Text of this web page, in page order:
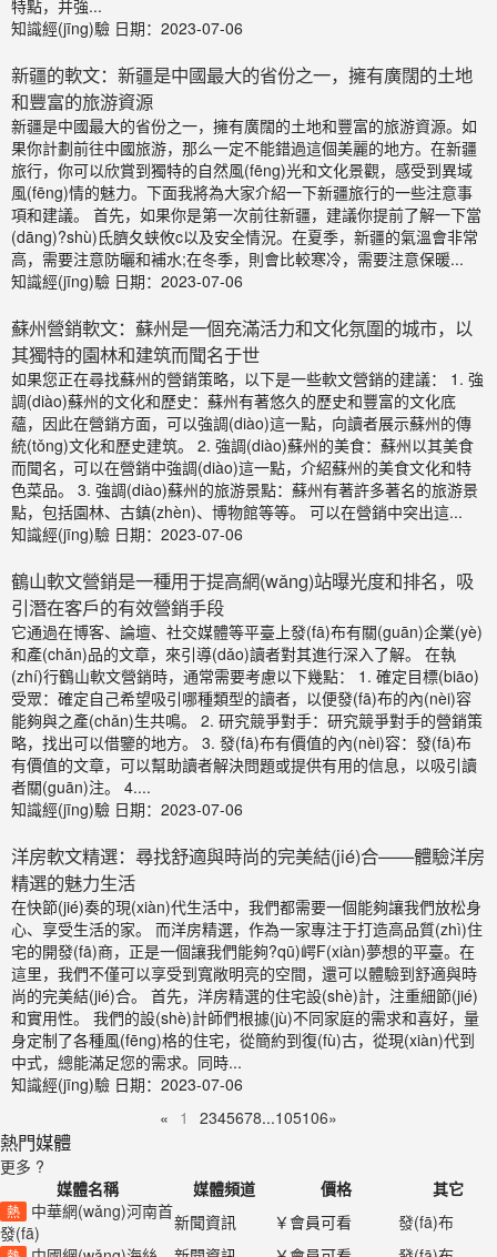
特點，并強...
知識經(jīng)驗 日期：2023-07-06
新疆的軟文：新疆是中國最大的省份之一，擁有廣闊的土地
和豐富的旅游資源
新疆是中國最大的省份之一，擁有廣闊的土地和豐富的旅游資源。如
果你計劃前往中國旅游，那么一定不能錯過這個美麗的地方。在新疆
旅行，你可以欣賞到獨特的自然風(fēng)光和文化景觀，感受到異域
風(fēng)情的魅力。下面我將為大家介紹一下新疆旅行的一些注意事
項和建議。 首先，如果你是第一次前往新疆，建議你提前了解一下當
(dāng)?shù)氐臍夂蛱攸c以及安全情況。在夏季，新疆的氣溫會非常
高，需要注意防曬和補水;在冬季，則會比較寒冷，需要注意保暖...
知識經(jīng)驗 日期：2023-07-06
蘇州營銷軟文：蘇州是一個充滿活力和文化氛圍的城市，以
其獨特的園林和建筑而聞名于世
如果您正在尋找蘇州的營銷策略，以下是一些軟文營銷的建議： 1. 強
調(diào)蘇州的文化和歷史：蘇州有著悠久的歷史和豐富的文化底
蘊，因此在營銷方面，可以強調(diào)這一點，向讀者展示蘇州的傳
統(tǒng)文化和歷史建筑。 2. 強調(diào)蘇州的美食：蘇州以其美食
而聞名，可以在營銷中強調(diào)這一點，介紹蘇州的美食文化和特
色菜品。 3. 強調(diào)蘇州的旅游景點：蘇州有著許多著名的旅游景
點，包括園林、古鎮(zhèn)、博物館等等。 可以在營銷中突出這...
知識經(jīng)驗 日期：2023-07-06
鶴山軟文營銷是一種用于提高網(wǎng)站曝光度和排名，吸
引潛在客戶的有效營銷手段
它通過在博客、論壇、社交媒體等平臺上發(fā)布有關(guān)企業(yè)
和產(chǎn)品的文章，來引導(dǎo)讀者對其進行深入了解。 在執
(zhí)行鶴山軟文營銷時，通常需要考慮以下幾點： 1. 確定目標(biāo)
受眾：確定自己希望吸引哪種類型的讀者，以便發(fā)布的內(nèi)容
能夠與之產(chǎn)生共鳴。 2. 研究競爭對手：研究競爭對手的營銷策
略，找出可以借鑒的地方。 3. 發(fā)布有價值的內(nèi)容：發(fā)布
有價值的文章，可以幫助讀者解決問題或提供有用的信息，以吸引讀
者關(guān)注。 4....
知識經(jīng)驗 日期：2023-07-06
洋房軟文精選：尋找舒適與時尚的完美結(jié)合——體驗洋房
精選的魅力生活
在快節(jié)奏的現(xiàn)代生活中，我們都需要一個能夠讓我們放松身
心、享受生活的家。 而洋房精選，作為一家專注于打造高品質(zhì)住
宅的開發(fā)商，正是一個讓我們能夠?qū)崿F(xiàn)夢想的平臺。在
這里，我們不僅可以享受到寬敞明亮的空間，還可以體驗到舒適與時
尚的完美結(jié)合。 首先，洋房精選的住宅設(shè)計，注重細節(jié)
和實用性。 我們的設(shè)計師們根據(jù)不同家庭的需求和喜好，量
身定制了各種風(fēng)格的住宅，從簡約到復(fù)古，從現(xiàn)代到
中式，總能滿足您的需求。同時...
知識經(jīng)驗 日期：2023-07-06
« 1 2345678...105106»
熱門媒體
更多 ?
媒體名稱
媒體頻道 價格 其它
熱
中華網(wǎng)河南首
發(fā)
新聞資訊 ￥會員可看 發(fā)布